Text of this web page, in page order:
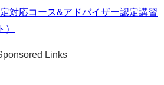
対応コース&アドバイザー認定講習
Links